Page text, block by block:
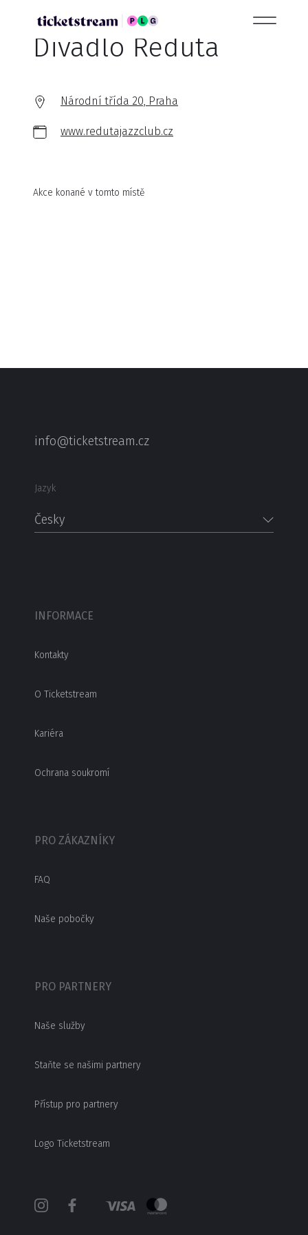
Divadlo Reduta
Národní třída 20, Praha
www.redutajazzclub.cz
Akce konané v tomto místě
info@ticketstream.cz
Jazyk
Česky
INFORMACE
Kontakty
O Ticketstream
Kariéra
Ochrana soukromí
PRO ZÁKAZNÍKY
FAQ
Naše pobočky
PRO PARTNERY
Naše služby
Staňte se našimi partnery
Přístup pro partnery
Logo Ticketstream